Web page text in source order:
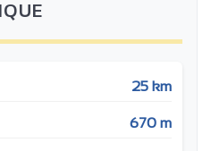
25 km
670 m